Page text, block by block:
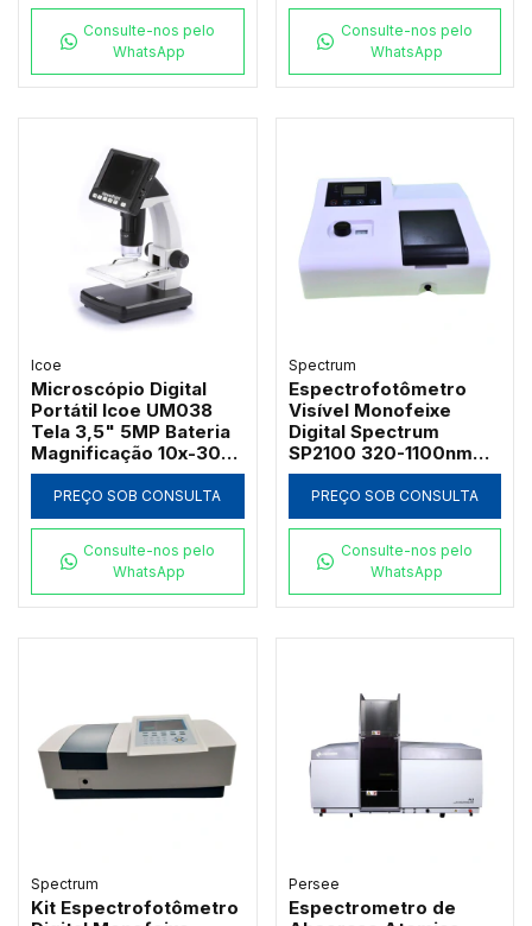
Consulte-nos pelo
WhatsApp
Consulte-nos pelo
WhatsApp
Icoe
Microscópio Digital
Portátil Icoe UM038
Tela 3,5" 5MP Bateria
Magnificação 10x-300x
e Iluminação LED
PREÇO SOB CONSULTA
Consulte-nos pelo
WhatsApp
Spectrum
Espectrofotômetro
Visível Monofeixe
Digital Spectrum
SP2100 320-1100nm
com Suporte 4
Cubetas de 50mm e
Software PC
PREÇO SOB CONSULTA
Consulte-nos pelo
WhatsApp
Spectrum
Kit Espectrofotômetro
Persee
Espectrometro de